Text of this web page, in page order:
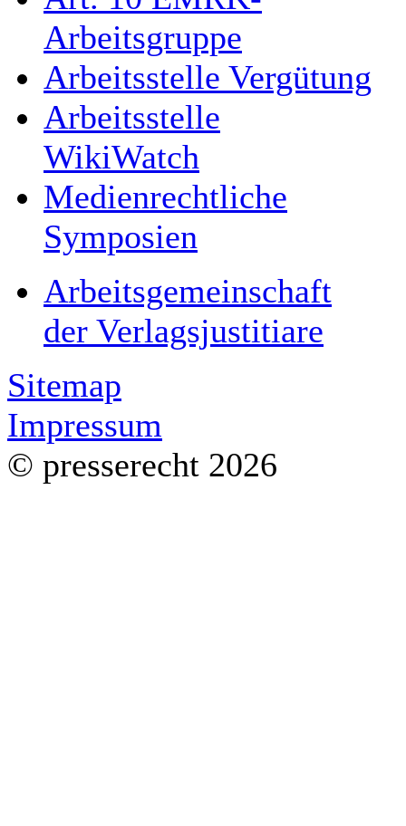
Arbeitsgruppe
Arbeitsstelle Vergütung
Arbeitsstelle
WikiWatch
Medienrechtliche
Symposien
Arbeitsgemeinschaft
der Verlagsjustitiare
Sitemap
Impressum
© presserecht 2026